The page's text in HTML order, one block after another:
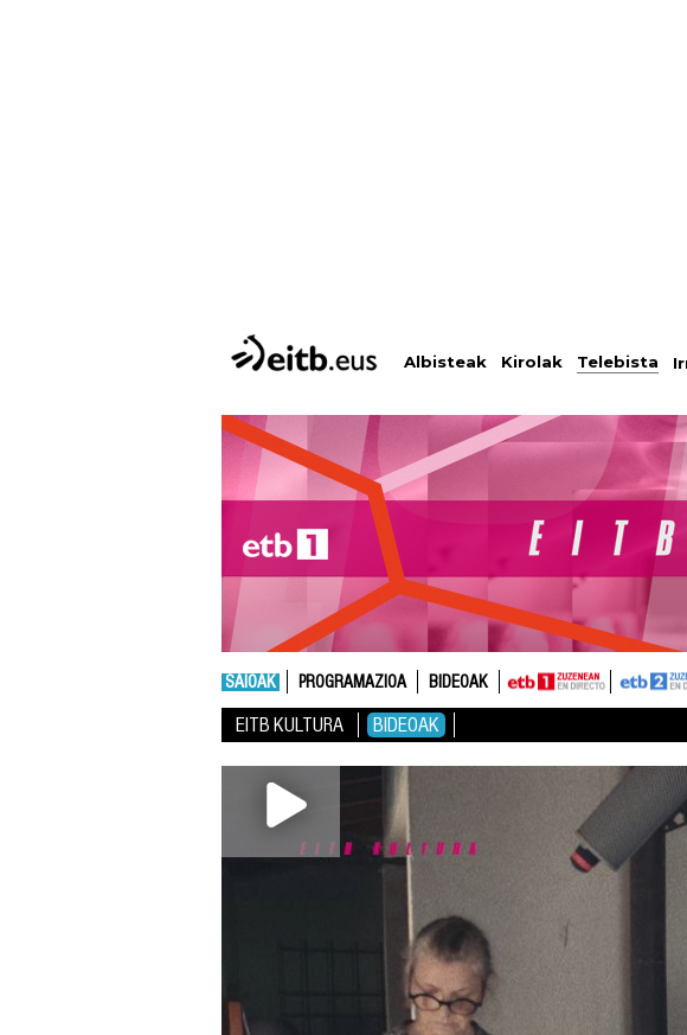
Albisteak Kirolak Telebista
SAIOAK PROGRAMAZIOA BIDEOAK
EITB KULTURA BIDEOAK